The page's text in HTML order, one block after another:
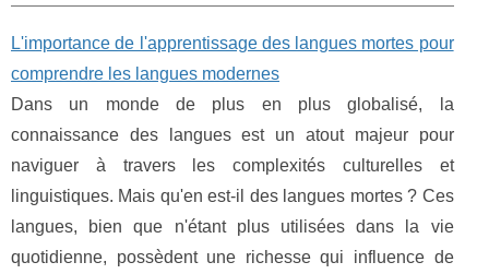
L'importance de l'apprentissage des langues mortes pour
comprendre les langues modernes
Dans un monde de plus en plus globalisé, la
connaissance des langues est un atout majeur pour
naviguer à travers les complexités culturelles et
linguistiques. Mais qu'en est-il des langues mortes ? Ces
langues, bien que n'étant plus utilisées dans la vie
quotidienne, possèdent une richesse qui influence de